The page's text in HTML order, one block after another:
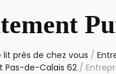
près de chez vous /
Pas-de-Calais 62 /